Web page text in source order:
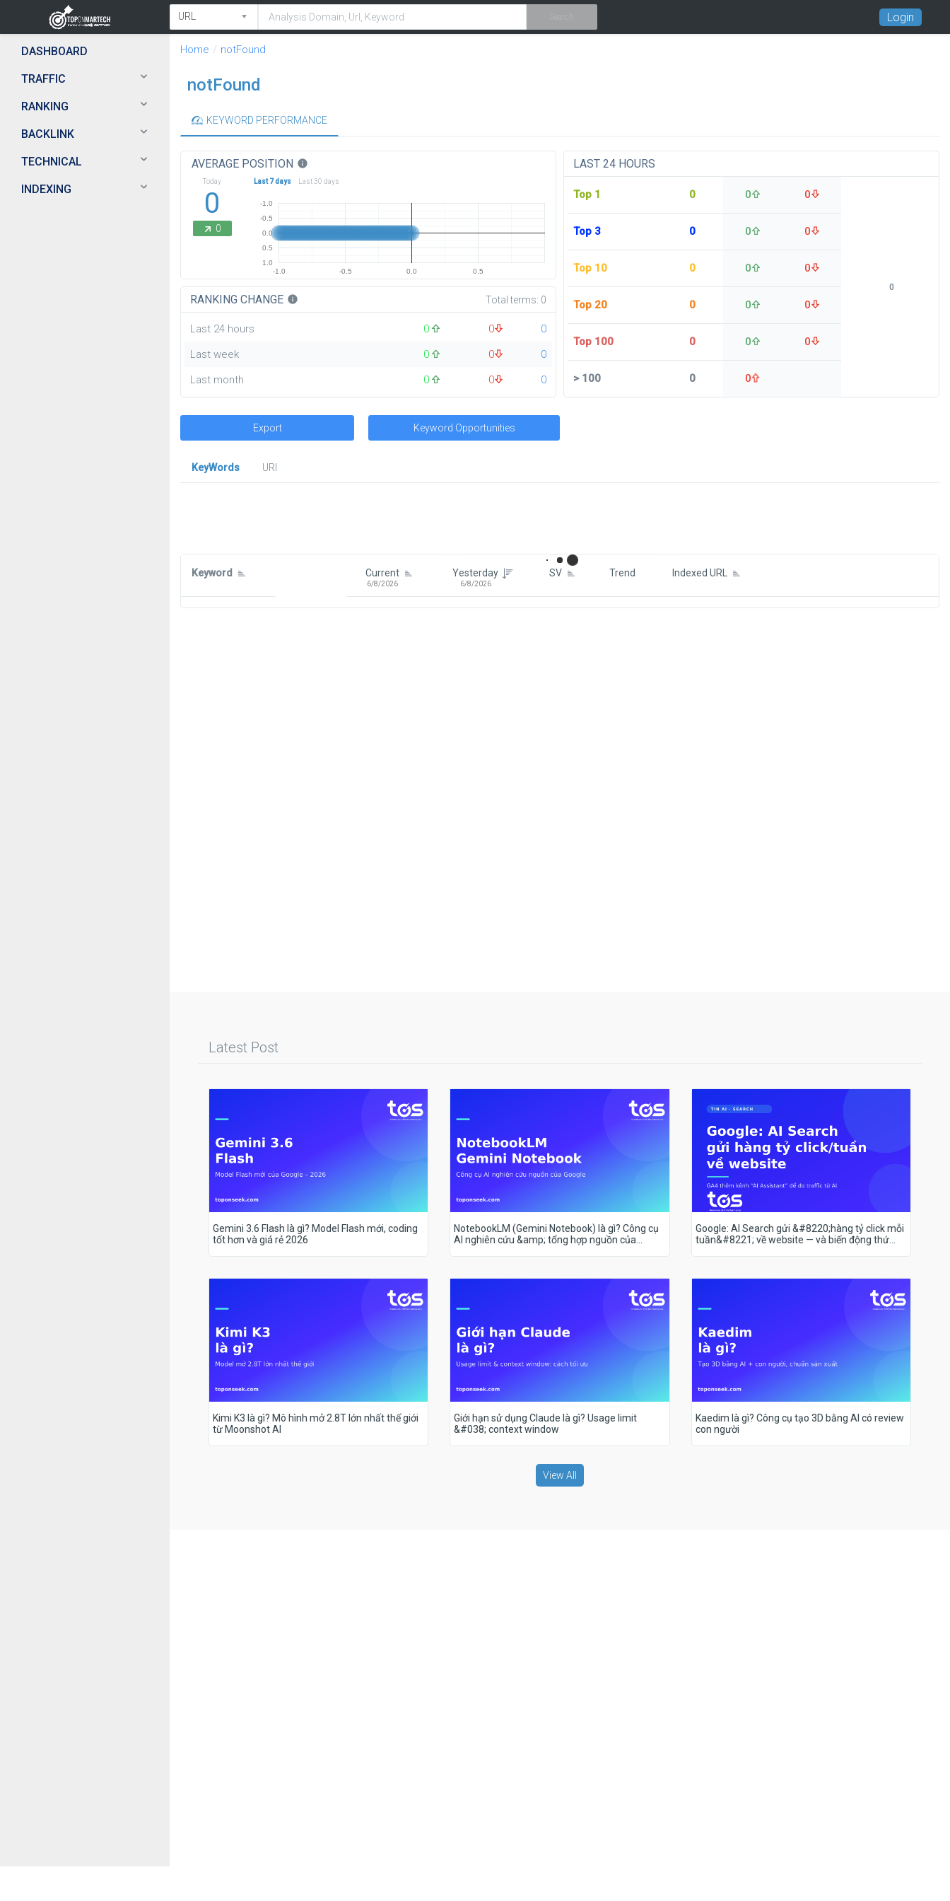
Login
DASHBOARD
TRAFFIC
RANKING
BACKLINK
TECHNICAL
INDEXING
Home notFound
notFound
KEYWORD PERFORMANCE
AVERAGE POSITION info
Today
0
0
Last 7 days Last 30 days
-1.0 -0.5 0.0 0.5
-1.0
-0.5
0.0
0.5
1.0
RANKING CHANGE info Total terms: 0
Last 24 hours 0 0
0
Last week
0 0
0
Last month
0 0 0
LAST 24 HOURS
Top 1 0 0 0
Top 3 0 0 0
Top 10 0 0 0
Top 20 0 0 0
Top 100 0 0 0
>100 0 0
0
Export Keyword Opportunities
KeyWords
URl
Keyword Current
6/8/2026
Yesterday
6/8/2026
SV Trend Indexed URL
Latest Post
Gemini 3.6 Flash là gì? Model Flash mới, coding
tốt hơn và giá rẻ 2026
NotebookLM (Gemini Notebook) là gì? Công cụ
AI nghiên cứu &amp; tổng hợp nguồn của
Google: AI Search gửi &#8220;hàng tỷ click mỗi
tuần&#8221; về website — và biến động thứ
Kimi K3 là gì? Mô hình mở 2.8T lớn nhất thế giới
từ Moonshot AI
Giới hạn sử dụng Claude là gì? Usage limit
&#038; context window
Kaedim là gì? Công cụ tạo 3D bằng AI có review
con người
View All